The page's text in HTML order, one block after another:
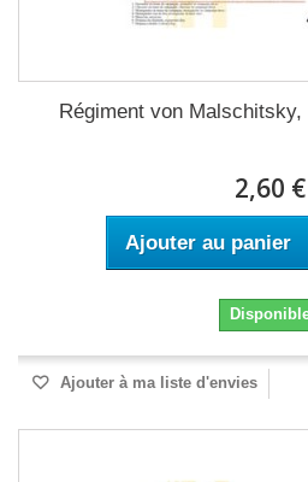
Régiment von Malschitsky,
2,60 €
Ajouter au panier
Ajouter à ma liste d'envies